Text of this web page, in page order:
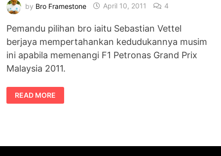
by Bro Framestone April 10, 2011 4
Pemandu pilihan bro iaitu Sebastian Vettel
berjaya mempertahankan kedudukannya musim
ini apabila memenangi F1 Petronas Grand Prix
Malaysia 2011.
SEBASTIAN
VETTEL
MENGUASAI
2011
READ MORE